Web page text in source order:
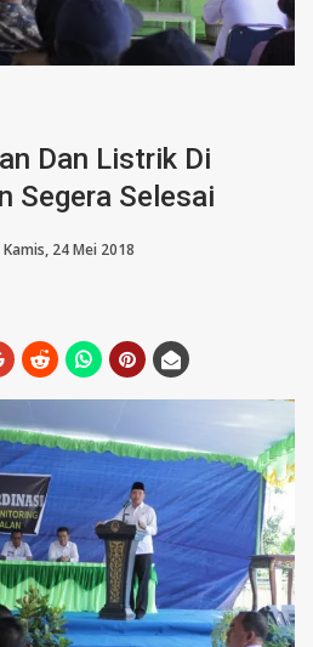
Dan Listrik Di
Segera Selesai
Kamis, 24 Mei 2018